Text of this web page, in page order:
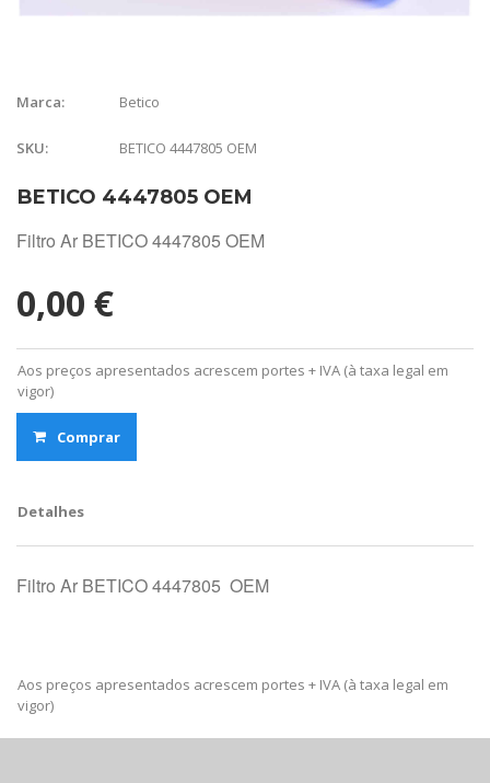
Marca: Betico
SKU: BETICO 4447805 OEM
BETICO 4447805 OEM
Filtro Ar BETICO 4447805 OEM
0,00 €
Aos preços apresentados acrescem portes + IVA (à taxa legal em
vigor)
Comprar
Detalhes
Filtro Ar BETICO 4447805 OEM
Aos preços apresentados acrescem portes + IVA (à taxa legal em
vigor)